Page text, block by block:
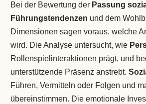
Bei der Bewertung der Passung
Führungstendenzen und dem
Dimensionen sagen voraus, welche
wird. Die Analyse untersucht, wie
Rollenspielinteraktionen prägt, und
unterstützende Präsenz anstrebt.
Führen, Vermitteln oder Folgen und
übereinstimmen. Die emotionale